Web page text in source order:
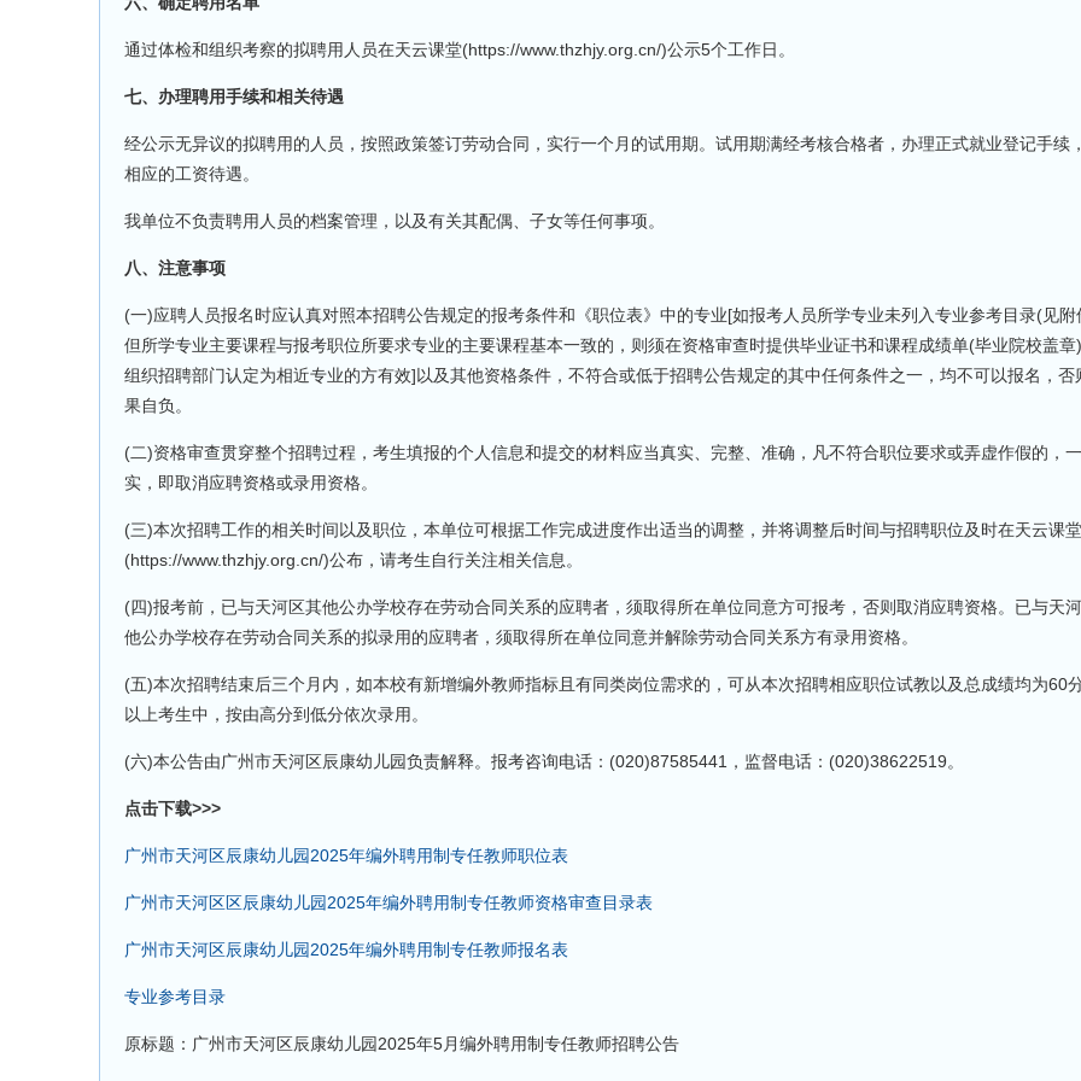
通过体检和组织考察的拟聘用人员在天云课堂(https://www.thzhjy.org.cn/)公示5个工作日。
七、办理聘用手续和相关待遇
经公示无异议的拟聘用的人员，按照政策签订劳动合同，实行一个月的试用期。试用期满经考核合格者，办理正式就业登记手续
相应的工资待遇。
我单位不负责聘用人员的档案管理，以及有关其配偶、子女等任何事项。
八、注意事项
(一)应聘人员报名时应认真对照本招聘公告规定的报考条件和《职位表》中的专业[如报考人员所学专业未列入专业参考目录(见附
但所学专业主要课程与报考职位所要求专业的主要课程基本一致的，则须在资格审查时提供毕业证书和课程成绩单(毕业院校盖章
组织招聘部门认定为相近专业的方有效]以及其他资格条件，不符合或低于招聘公告规定的其中任何条件之一，均不可以报名，否
果自负。
(二)资格审查贯穿整个招聘过程，考生填报的个人信息和提交的材料应当真实、完整、准确，凡不符合职位要求或弄虚作假的，
实，即取消应聘资格或录用资格。
(三)本次招聘工作的相关时间以及职位，本单位可根据工作完成进度作出适当的调整，并将调整后时间与招聘职位及时在天云课堂
(https://www.thzhjy.org.cn/)公布，请考生自行关注相关信息。
(四)报考前，已与天河区其他公办学校存在劳动合同关系的应聘者，须取得所在单位同意方可报考，否则取消应聘资格。已与天
他公办学校存在劳动合同关系的拟录用的应聘者，须取得所在单位同意并解除劳动合同关系方有录用资格。
(五)本次招聘结束后三个月内，如本校有新增编外教师指标且有同类岗位需求的，可从本次招聘相应职位试教以及总成绩均为60
以上考生中，按由高分到低分依次录用。
(六)本公告由广州市天河区辰康幼儿园负责解释。报考咨询电话：(020)87585441，监督电话：(020)38622519。
点击下载>>>
广州市天河区辰康幼儿园2025年编外聘用制专任教师职位表
广州市天河区区辰康幼儿园2025年编外聘用制专任教师资格审查目录表
广州市天河区辰康幼儿园2025年编外聘用制专任教师报名表
专业参考目录
原标题：广州市天河区辰康幼儿园2025年5月编外聘用制专任教师招聘公告